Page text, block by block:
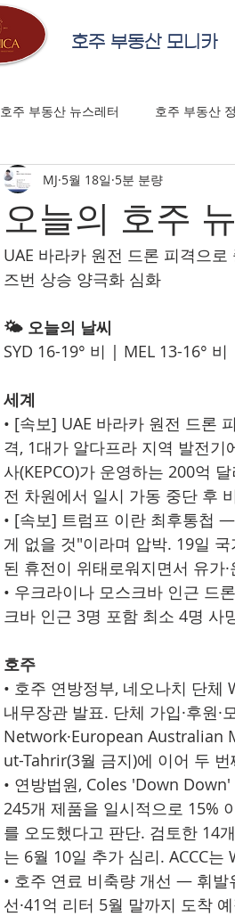
호주 부동산 모니카
호주 부동산 뉴스레터 호주 부동산
오늘의 호주
MJ 5월 18일 5분 분량
UAE 바라카 원전 드론 피격으
즈번 상승 양극화 심화
🌤️ 오늘의 날씨
SYD 16-19° 비 | MEL 13-16°
세계
• [속보] UAE 바라카 원전 드론
격, 1대가 알다프라 지역 발전기
사(KEPCO)가 운영하는 200억
전 차원에서 일시 가동 중단 후
• [속보] 트럼프 이란 최후통첩
게 없을 것"이라며 압박. 19일
된 휴전이 위태로워지면서 유가
• 우크라이나 모스크바 인근 드
크바 인근 3명 포함 최소 4명 사
호주
• 호주 연방정부, 네오나치 단
내무장관 발표. 단체 가입·후원
Network·European Australian
ut-Tahrir(3월 금지)에 이어 두
• 연방법원, Coles 'Down
245개 제품을 일시적으로 15%
를 오도했다고 판단. 검토한 14
는 6월 10일 추가 심리. ACCC
• 호주 연료 비축량 개선 — 휘발
선·41억 리터 5월 말까지 도착